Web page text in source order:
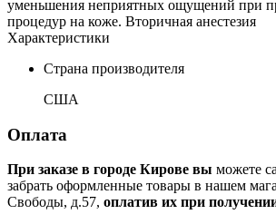
уменьшения неприятных ощущений при
процедур на коже. Вторичная анестезия
Характеристики
Страна производителя
США
Оплата
При заказе в городе Кирове вы можете
забрать оформленные товары в нашем
Свободы, д.57, оплатив их при